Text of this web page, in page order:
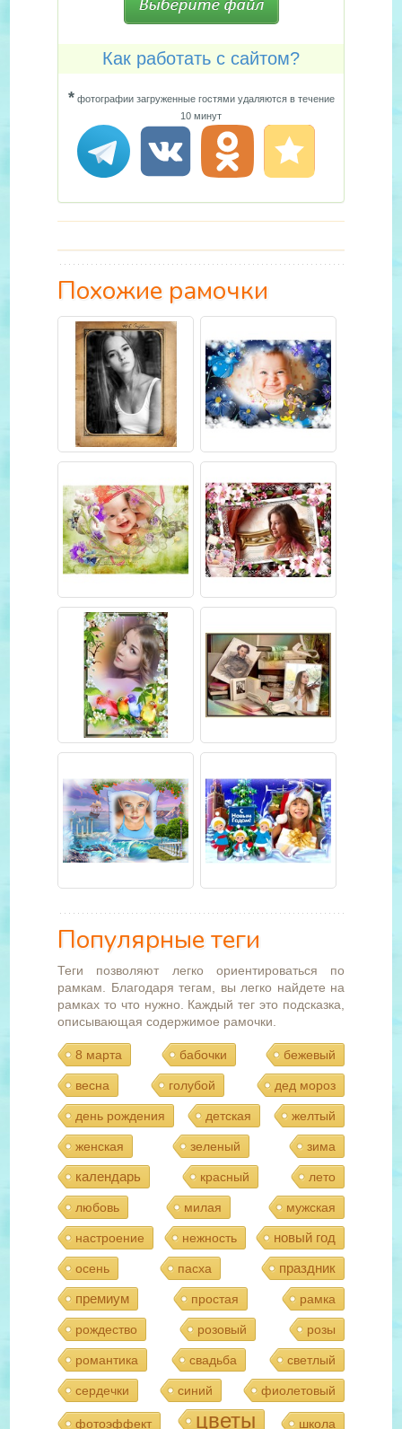
Как работать с сайтом?
*фотографии загруженные гостями удаляются в течение
10 минут
Похожие рамочки
Популярные теги
Теги позволяют легко ориентироваться по
рамкам. Благодаря тегам, вы легко найдете на
рамках то что нужно. Каждый тег это подсказка,
описывающая содержимое рамочки.
8 марта бабочки бежевый
весна голубой дед мороз
день рождения детская желтый
женская зеленый зима
календарь красный лето
любовь милая мужская
настроение нежность новый год
осень пасха
праздник
премиум
простая рамка
рождество розовый розы
романтика свадьба светлый
сердечки синий фиолетовый
фотоэффект цветы школа